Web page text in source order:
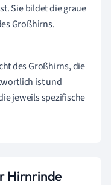
Sie bildet die graue
Großhirns.
des Großhirns, die
ist und
jeweils spezifische
Hirnrinde